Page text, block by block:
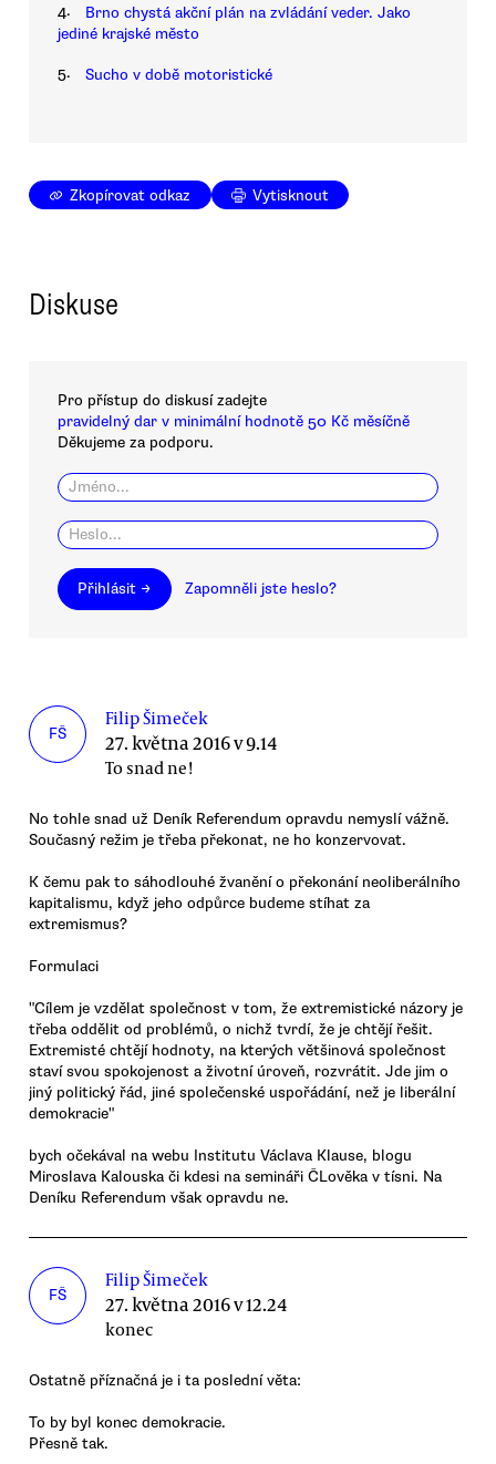
4.
Brno chystá akční plán na zvládání veder. Jako
jediné krajské město
5. Sucho v době motoristické
Zkopírovat odkaz Vytisknout
Diskuse
Pro přístup do diskusí zadejte
pravidelný dar v minimální hodnotě 50 Kč měsíčně
Děkujeme za podporu.
Přihlásit → Zapomněli jste heslo?
FŠ
Filip Šimeček
27. května 2016 v 9.14
To snad ne!
No tohle snad už Deník Referendum opravdu nemyslí vážně.
Současný režim je třeba překonat, ne ho konzervovat.
K čemu pak to sáhodlouhé žvanění o překonání neoliberálního
kapitalismu, když jeho odpůrce budeme stíhat za
extremismus?
Formulaci
"Cílem je vzdělat společnost v tom, že extremistické názory je
třeba oddělit od problémů, o nichž tvrdí, že je chtějí řešit.
Extremisté chtějí hodnoty, na kterých většinová společnost
staví svou spokojenost a životní úroveň, rozvrátit. Jde jim o
jiný politický řád, jiné společenské uspořádání, než je liberální
demokracie"
bych očekával na webu Institutu Václava Klause, blogu
Miroslava Kalouska či kdesi na semináři ČLověka v tísni. Na
Deníku Referendum však opravdu ne.
FŠ
Filip Šimeček
27. května 2016 v 12.24
konec
Ostatně příznačná je i ta poslední věta:
To by byl konec demokracie.
Přesně tak.